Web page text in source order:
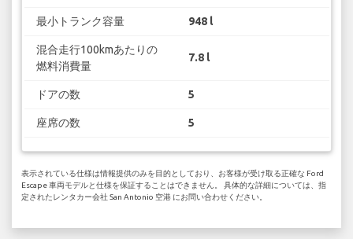
最小トランク容量 948 l
混合走行100kmあたりの
燃料消費量
7.8 l
ドアの数 5
座席の数 5
表示されている仕様は情報提供のみを目的としており、お客様が受け取る正確な Ford
Escape 車両モデルと仕様を保証することはできません。 具体的な詳細については、指
定されたレンタカー会社 San Antonio 空港 にお問い合わせください。